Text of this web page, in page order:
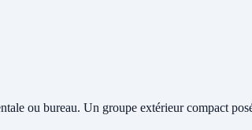
ou bureau. Un groupe extérieur compact